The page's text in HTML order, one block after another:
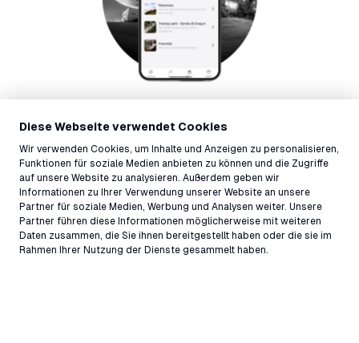
Diese Webseite verwendet Cookies
Wir verwenden Cookies, um Inhalte und Anzeigen zu personalisieren,
Funktionen für soziale Medien anbieten zu können und die Zugriffe
auf unsere Website zu analysieren. Außerdem geben wir
Informationen zu Ihrer Verwendung unserer Website an unsere
Partner für soziale Medien, Werbung und Analysen weiter. Unsere
Partner führen diese Informationen möglicherweise mit weiteren
Daten zusammen, die Sie ihnen bereitgestellt haben oder die sie im
Rahmen Ihrer Nutzung der Dienste gesammelt haben.
Shop
Im SHOP findest du alle Tickets von LAAX. Du kannst auch
nach Produkten suchen – egal ob Tagestickets oder